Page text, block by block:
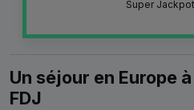
Super Jackpot
Un séjour en Europe
FDJ